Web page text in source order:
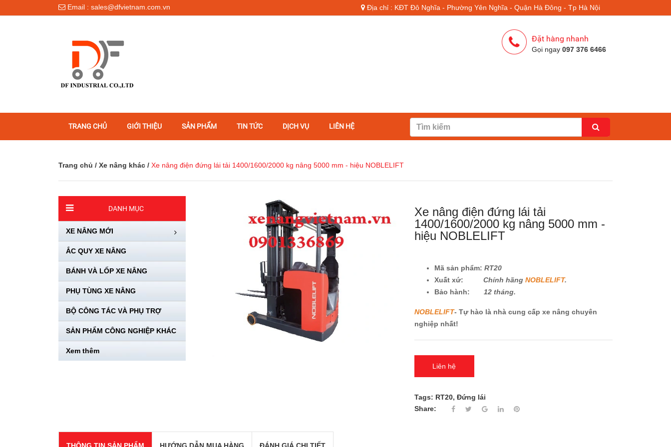
Email : sales@dfvietnam.com.vn Địa chỉ : KĐT Đô Nghĩa - Phường Yên Nghĩa - Quận Hà Đông - Tp Hà Nội
Đặt hàng nhanh
Gọi ngay 097 376 6466
TRANG CHỦ GIỚI THIỆU SẢN PHẨM TIN TỨC DỊCH VỤ LIÊN HỆ
Trang chủ / Xe nâng khác / Xe nâng điện đứng lái tải 1400/1600/2000 kg nâng 5000 mm - hiệu NOBLELIFT
DANH MỤC
XE NÂNG MỚI
ẮC QUY XE NÂNG
BÁNH VÀ LỐP XE NÂNG
PHỤ TÙNG XE NÂNG
BỘ CÔNG TÁC VÀ PHỤ TRỢ
SẢN PHẨM CÔNG NGHIỆP KHÁC
Xem thêm
Xe nâng điện đứng lái tải
1400/1600/2000 kg nâng 5000 mm -
hiệu NOBLELIFT
Mã sản phẩm: RT20
Xuất xứ: Chính hãng NOBLELIFT.
Bảo hành:
12 tháng.
NOBLELIFT- Tự hào là nhà cung cấp xe nâng chuyên
nghiệp nhất!
Liên hệ
Tags: RT20, Đứng lái
Share: